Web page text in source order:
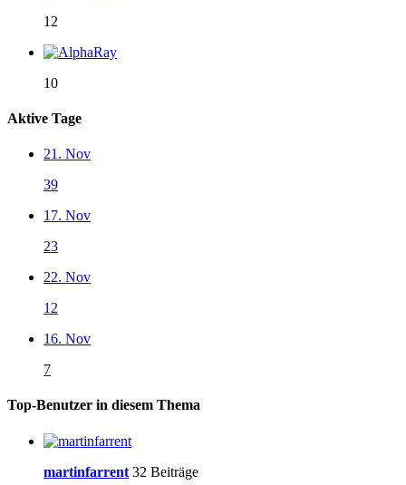
12
10
Aktive Tage
21. Nov
39
17. Nov
23
22. Nov
12
16. Nov
7
Top-Benutzer in diesem Thema
martinfarrent 32 Beiträge